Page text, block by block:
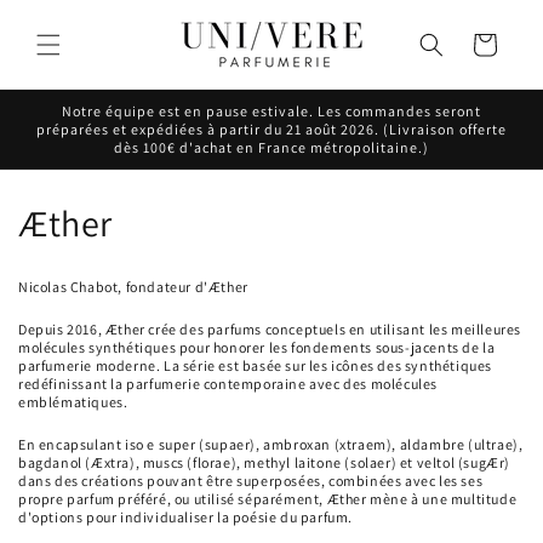
au
Panier
Notre équipe est en pause estivale. Les commandes seront
préparées et expédiées à partir du 21 août 2026. (Livraison offerte
dès 100€ d'achat en France métropolitaine.)
C
o
l
l
e
c
t
Æther
Nicolas Chabot, fondateur d'Æther
Depuis 2016, Æther crée des parfums conceptuels en utilisant les meilleures
molécules synthétiques pour honorer les fondements sous-jacents de la
parfumerie moderne. La série est basée sur les icônes des synthétiques
redéfinissant la parfumerie contemporaine avec des molécules
emblématiques.
En encapsulant iso e super (supaer), ambroxan (xtraem), aldambre (ultrae),
bagdanol (Æxtra), muscs (florae), methyl laitone (solaer) et veltol (sugÆr)
dans des créations pouvant être superposées, combinées avec les ses
propre parfum préféré, ou utilisé séparément, Æther mène à une multitude
d'options pour individualiser la poésie du parfum.